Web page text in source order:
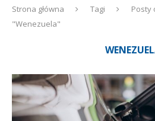
Strona główna Tagi
Posty
"Wenezuela"